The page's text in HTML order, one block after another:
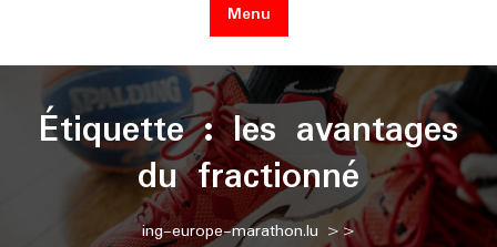
Menu
Étiquette :les avantages
du fractionné
ing-europe-marathon.lu >>